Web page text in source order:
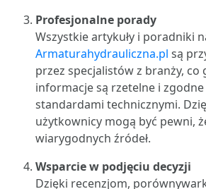
Profesjonalne porady
Wszystkie artykuły i poradniki
Armaturahydrauliczna.pl są
przez specjalistów z branży, co
informacje są rzetelne i
standardami technicznymi.
użytkownicy mogą być pewni,
wiarygodnych źródeł.
Wsparcie w podjęciu decyzji
Dzięki recenzjom,